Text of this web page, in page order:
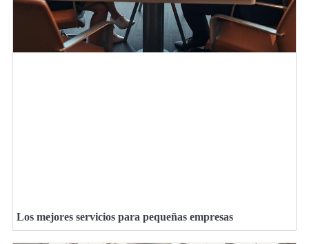
Los mejores servicios para pequeñas empresas